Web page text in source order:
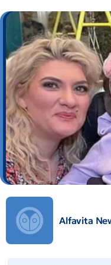
Alfavita